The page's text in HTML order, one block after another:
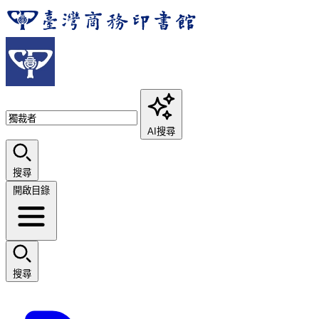
AI搜尋
搜尋
開啟目錄
搜尋